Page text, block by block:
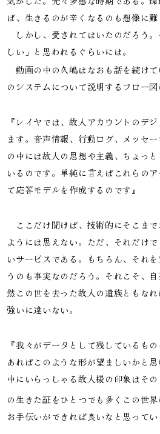
ば、生きるのが辛くなるのも想像に難
しかし、愛されてはいたのだろう
しい」と思われるぐらいには。
動画の中の久嶋はなおも話を続けて
のシステムについて説明するフロー図
『レイヤでは、故人アカウントのデ
ます。音声情報、行動ログ、メッセ
の中には故人の思想や主義、ちょっ
いるのです。単純に言えばこれらの
て応答モデルを作成するのです』
ここだけ聞けば、技術的にそこまで
ようには思えない。ただ、それだけ
いサービスである。もちろん、それ
うのも事実なのだろう。それこそ、
然この世を去った故人の遺族ともな
強いに違いない。
『我々がデータとして残しているも
あればこのような形が望ましいかと
中にいらっしゃる故人様の印象はそ
の生きた証をひとつでも多くこの世界
お手伝いができれば良いなと思ってい